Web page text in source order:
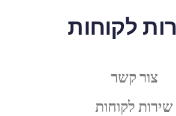
לקוחות
צור קשר
שירות לקוחות